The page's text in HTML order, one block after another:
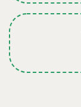
produktu